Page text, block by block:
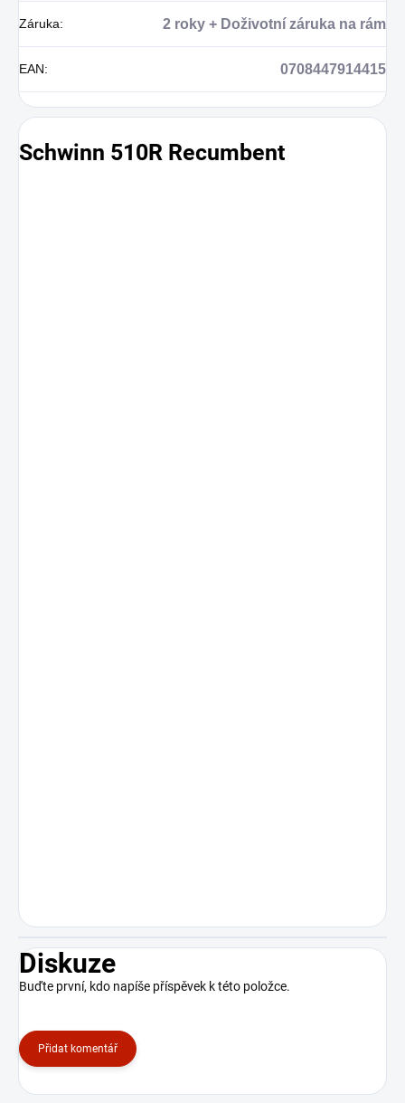
Záruka: 2 roky + Doživotní záruka na rám
EAN: 0708447914415
Schwinn 510R Recumbent
Diskuze
Buďte první, kdo napíše příspěvek k této položce.
Přidat komentář